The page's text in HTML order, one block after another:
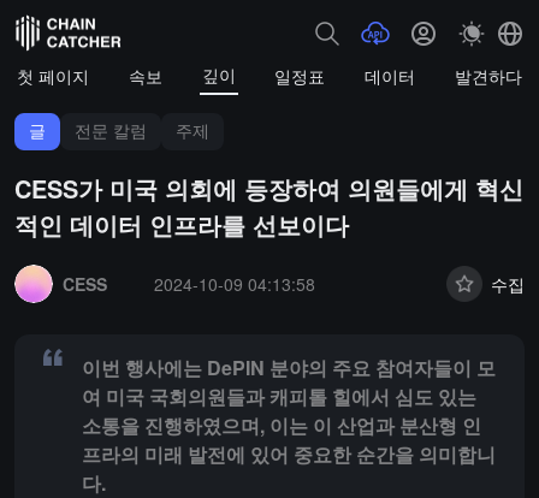
첫 페이지 속보 깊이 일정표 데이터 발견하다
글 전문 칼럼 주제
CESS가 미국 의회에 등장하여 의원들에게 혁신
적인 데이터 인프라를 선보이다
CESS
2024-10-09 04:13:58 수집
이번 행사에는 DePIN 분야의 주요 참여자들이 모
여 미국 국회의원들과 캐피톨 힐에서 심도 있는
소통을 진행하였으며, 이는 이 산업과 분산형 인
프라의 미래 발전에 있어 중요한 순간을 의미합니
다.